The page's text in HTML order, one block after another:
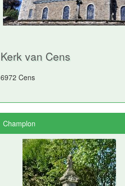
Kerk van Cens
6972 Cens
Champlon